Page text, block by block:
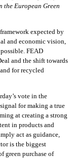
the European Green
expected by
and economic vision,
FEAD
and the shift towards
for recycled
vote in the
for making a true
at creating a strong
in products and
act as guidance,
is the biggest
green purchase of